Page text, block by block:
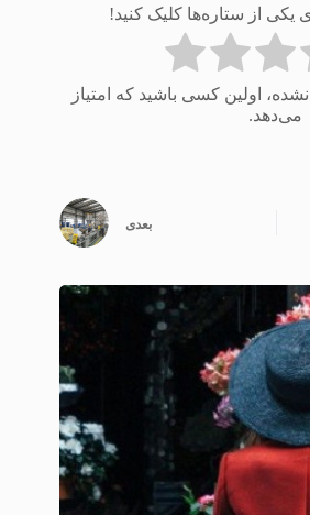
یکی از ستاره‌ها کلیک کنید!
اولین کسی باشید که امتیاز
می‌دهد.
بعدی